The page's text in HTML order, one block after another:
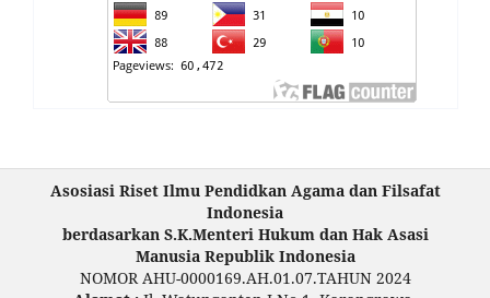
Asosiasi Riset Ilmu Pendidkan Agama dan Filsafat
Indonesia
berdasarkan S.K.Menteri Hukum dan Hak Asasi
Manusia Republik Indonesia
NOMOR AHU-0000169.AH.01.07.TAHUN 2024